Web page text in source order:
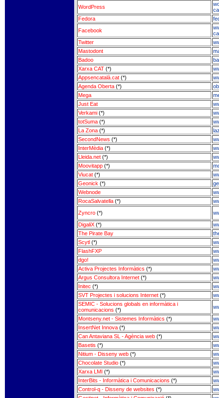
WordPress
Fedora
Facebook
Twitter
Mastodont
Badoo
Xarxa CAT (*)
Appsencatalà.cat (*)
Agenda Oberta (*)
Mega
Just Eat
Verkami (*)
totSuma (*)
La Zona (*)
SecondNews (*)
InterMèdia (*)
Lleida.net (*)
Moovitapp (*)
Viucat (*)
Geonick (*)
Webnode
RocaSalvatella (*)
Zyncro (*)
DigaliX (*)
The Pirate Bay
Scytl (*)
FlashFXP
dgo!
Activa Projectes Informàtics (*)
Argus Consultora Internet (*)
Initec (*)
SVT Projectes i solucions Internet (*)
SEMIC - Solucions globals en informàtica i
comunicacions (*)
Montseny.net - Sistemes Informàtics (*)
InsertNet Innova (*)
Can Antaviana SL - Agència web (*)
Basetis (*)
Nitium - Disseny web (*)
Chocolate Studio (*)
Xarxa LMI (*)
InterBits - Informàtica i Comunicacions (*)
Control-q - Disseny de websites (*)